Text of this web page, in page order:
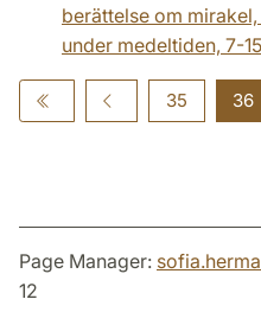
berättelse om
under medeltiden, 7-
35 36
Page Manager:
12